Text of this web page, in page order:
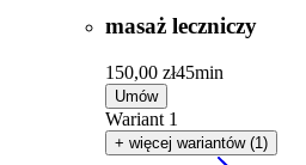
masaż leczniczy
150,00 zł45min
Umów
Wariant 1
+ więcej wariantów (1)